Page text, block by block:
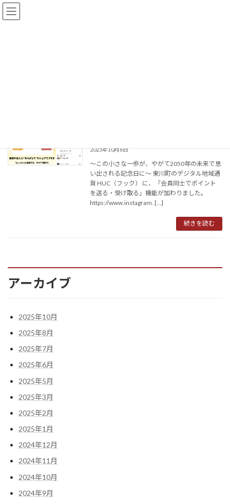
コ
ン
ナ
ビ
2025年10月6日
〜この小さな一歩が、やがて2050年の未来で思
い出される記念日に〜 東川町のデジタル地域通
貨 HUC（フック） に、「会員同士でポイント
を送る・受け取る」機能が加わりました。
https://www.instagram. […]
続きを読む
アーカイブ
2025年10月
2025年8月
2025年7月
2025年6月
2025年5月
2025年3月
2025年2月
2025年1月
2024年12月
2024年11月
2024年10月
2024年9月